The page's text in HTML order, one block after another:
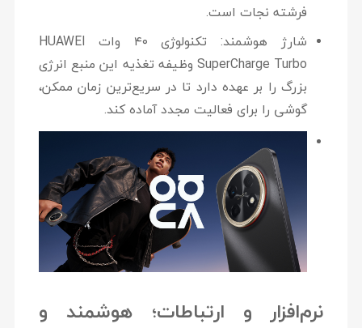
فرشته نجات است.
شارژ هوشمند:تکنولوژی
۴۰ وات HUAWEI
SuperCharge Turbo وظیفه تغذیه این منبع انرژی
بزرگ را بر عهده دارد تا در سریع‌ترین زمان ممکن،
گوشی را برای فعالیت مجدد آماده کند.
نرم‌افزار و ارتباطات؛ هوشمند و